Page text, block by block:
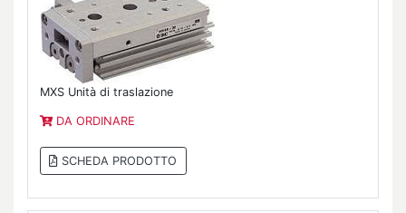
MXS Unità di traslazione
DA ORDINARE
SCHEDA PRODOTTO